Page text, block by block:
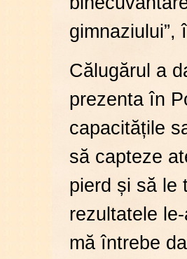
gimnaziului”,
Călugărul a
prezenta în
capacitățile
să capteze
pierd și să le
rezultatele
mă întrebe